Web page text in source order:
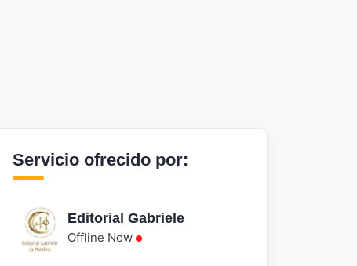
Servicio ofrecido por:
Editorial Gabriele
Offline Now